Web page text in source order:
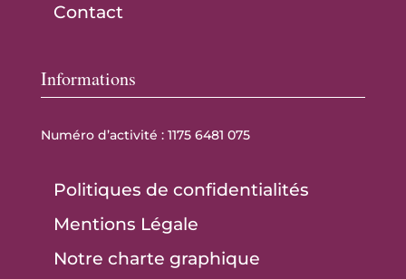
Contact
Informations
Numéro d’activité : 1175 6481 075
Politiques de confidentialités
Mentions Légale
Notre charte graphique